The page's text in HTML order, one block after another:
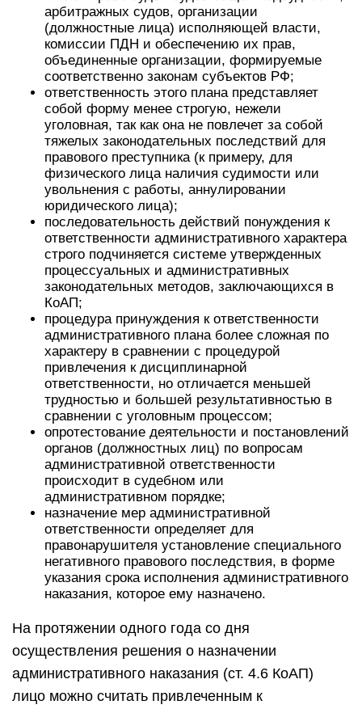
арбитражных судов, организации
(должностные лица) исполняющей власти,
комиссии ПДН и обеспечению их прав,
объединенные организации, формируемые
соответственно законам субъектов РФ;
ответственность этого плана представляет
собой форму менее строгую, нежели
уголовная, так как она не повлечет за собой
тяжелых законодательных последствий для
правового преступника (к примеру, для
физического лица наличия судимости или
увольнения с работы, аннулировании
юридического лица);
последовательность действий понуждения к
ответственности административного характера
строго подчиняется системе утвержденных
процессуальных и административных
законодательных методов, заключающихся в
КоАП;
процедура принуждения к ответственности
административного плана более сложная по
характеру в сравнении с процедурой
привлечения к дисциплинарной
ответственности, но отличается меньшей
трудностью и большей результативностью в
сравнении с уголовным процессом;
опротестование деятельности и постановлений
органов (должностных лиц) по вопросам
административной ответственности
происходит в судебном или
административном порядке;
назначение мер административной
ответственности определяет для
правонарушителя установление специального
негативного правового последствия, в форме
указания срока исполнения административного
наказания, которое ему назначено.
На протяжении одного года со дня
осуществления решения о назначении
административного наказания (ст. 4.6 КоАП)
лицо можно считать привлеченным к